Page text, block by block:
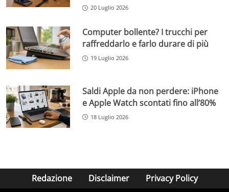
20 Luglio 2026
Computer bollente? I trucchi per
raffreddarlo e farlo durare di più
19 Luglio 2026
Saldi Apple da non perdere: iPhone
e Apple Watch scontati fino all’80%
18 Luglio 2026
Redazione Disclaimer Privacy Policy